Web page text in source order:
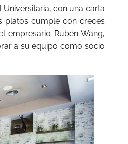
con una carta
platos cumple con creces
empresario Rubén Wang,
a su equipo como socio